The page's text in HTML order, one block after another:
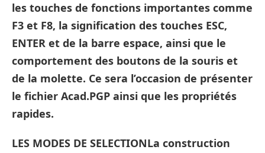
les touches de fonctions importantes comme
F3 et F8, la signification des touches ESC,
ENTER et de la barre espace, ainsi que le
comportement des boutons de la souris et
de la molette. Ce sera l’occasion de présenter
le fichier Acad.PGP ainsi que les propriétés
rapides.
LES MODES DE SELECTIONLa construction